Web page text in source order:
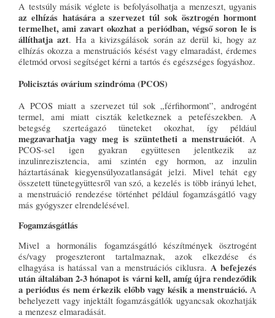
A testsúly másik véglete is befolyásolhatja a menzeszt, ugyanis
az elhízás hatására a szervezet túl sok ösztrogén hormont
termelhet, ami zavart okozhat a periódban, végső soron le is
állíthatja azt. Ha a kivizsgálások során az derül ki, hogy az
elhízás okozza a menstruációs késést vagy elmaradást, érdemes
életmód orvosi segítséget kérni a tartós és egészséges fogyáshoz.
Policisztás ovárium szindróma (PCOS)
A PCOS miatt a szervezet túl sok „férfihormont”, androgént
termel, ami miatt ciszták keletkeznek a petefészekben. A
betegség szerteágazó tüneteket okozhat, így például
megzavarhatja vagy meg is szüntetheti a menstruációt. A
PCOS-sel igen gyakran együttesen jelentkezik az
inzulinrezisztencia, ami szintén egy hormon, az inzulin
háztartásának kiegyensúlyozatlanságát jelzi. Mivel tehát egy
összetett tünetegyüttesről van szó, a kezelés is több irányú lehet,
a menstruáció rendezése történhet például fogamzásgátló vagy
más gyógyszer elrendelésével.
Fogamzásgátlás
Mivel a hormonális fogamzásgátló készítmények ösztrogént
és/vagy progeszteront tartalmaznak, azok elkezdése és
elhagyása is hatással van a menstruációs ciklusra. A befejezés
után általában 2-3 hónapot is várni kell, amíg újra rendeződik
a periódus és nem érkezik előbb vagy késik a menstruáció. A
behelyezett vagy injektált fogamzásgátlók ugyancsak okozhatják
a menzesz elmaradását.